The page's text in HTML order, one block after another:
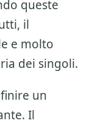
queste
il
e molto
dei singoli.
un
Il